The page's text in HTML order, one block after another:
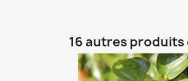
16 autres produits